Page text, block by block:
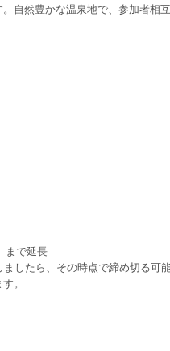
自然豊かな温泉地で、参加者相
まで延長
したら、その時点で締め切る可
。